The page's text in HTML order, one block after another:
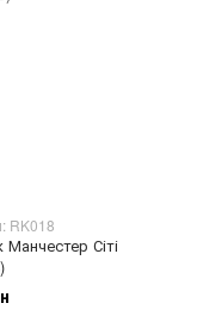
RK018
Сіті